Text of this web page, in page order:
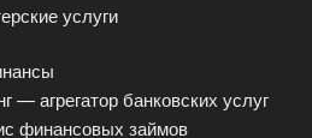
услуги
— агрегатор банковских услуг
финансовых займов